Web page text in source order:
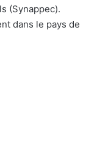
(Synappec).
dans le pays de